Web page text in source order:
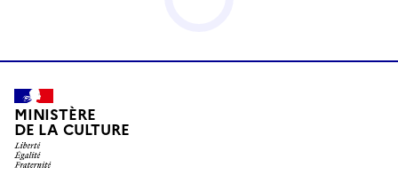
MINISTÈRE
DE LA CULTURE